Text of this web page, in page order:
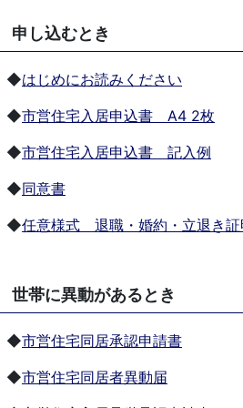
申し込むとき
◆はじめにお読みください
◆市営住宅入居申込書 A4 2枚
◆市営住宅入居申込書 記入例
◆同意書
◆任意様式 退職・婚約・立退き証
世帯に異動があるとき
◆市営住宅同居承認申請書
◆市営住宅同居者異動届